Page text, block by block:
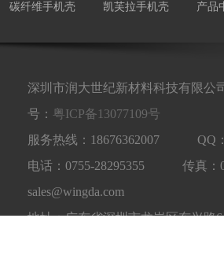
碳纤维手机壳 凯芙拉手机壳 产品
深圳市润大世纪新材料科技有限
号： 粤ICP备13077109号
服务热线：18676362007 QQ
电话：0755-28295355 传真
sales@wingda.com
地址：广东省深圳市龙岗区东兴路